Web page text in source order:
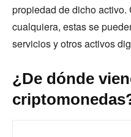
propiedad de dicho
cualquiera, estas se
servicios y otros activos
¿De dónde